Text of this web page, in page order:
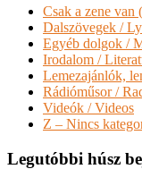
Csak a zene van
Dalszövegek /
Egyéb dolgok /
Irodalom /
Lemezajánlók,
Rádióműsor /
Videók / Videos
Z – Nincs
Legutóbbi húsz